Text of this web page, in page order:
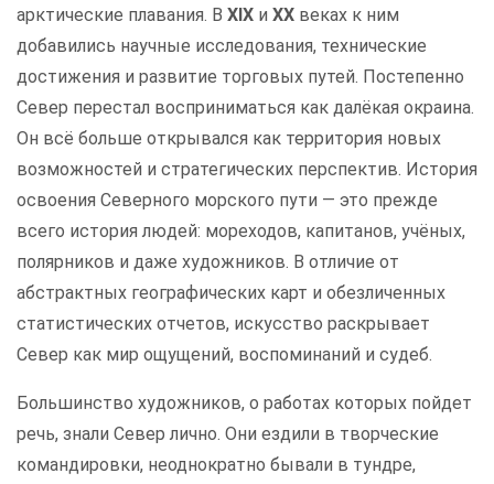
арктические плавания. В XIX и XX веках к ним
добавились научные исследования, технические
достижения и развитие торговых путей. Постепенно
Север перестал восприниматься как далёкая окраина.
Он всё больше открывался как территория новых
возможностей и стратегических перспектив. История
освоения Северного морского пути — это прежде
всего история людей: мореходов, капитанов, учёных,
полярников и даже художников. В отличие от
абстрактных географических карт и обезличенных
статистических отчетов, искусство раскрывает
Север как мир ощущений, воспоминаний и судеб.
Большинство художников, о работах которых пойдет
речь, знали Север лично. Они ездили в творческие
командировки, неоднократно бывали в тундре,